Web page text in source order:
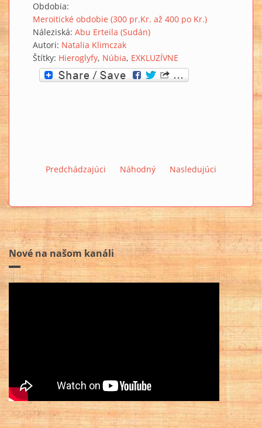
Obdobia:
Meroitické obdobie (300 pr.Kr. až 400 po Kr.)
Náleziská: Abu Erteila (Sudán)
Autori: Natalia Klimczak
Štítky: Hieroglyfy Núbia EXKLUZÍVNE
Predchádzajúci Náhodný Nasledujúci
Nové na našom kanáli